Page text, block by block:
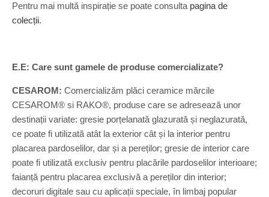
Pentru mai multă inspirație se poate consulta pagina de
colecții.
E.E: Care sunt gamele de produse comercializate?
CESAROM: Comercializăm plăci ceramice mărcile
CESAROM® si RAKO®, produse care se adresează unor
destinații variate: gresie porțelanată glazurată și neglazurată,
ce poate fi utilizată atât la exterior cât și la interior pentru
placarea pardoselilor, dar și a pereților; gresie de interior care
poate fi utilizată exclusiv pentru placările pardoselilor interioare;
faianță pentru placarea exclusivă a pereților din interior;
decoruri digitale sau cu aplicații speciale, în limbaj popular